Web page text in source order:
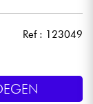
Ref : 123049